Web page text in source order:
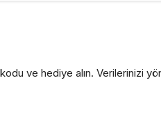
ve hediye alın. Verilerinizi